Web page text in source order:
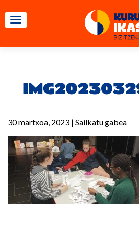
TOGGLE NAVIGATION
30 martxoa, 2023 | Sailkatu gabea